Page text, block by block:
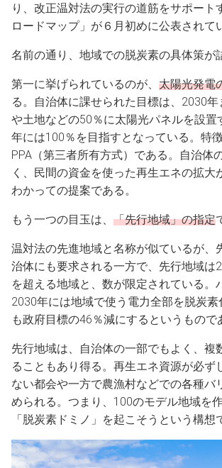
り、改正温対法の実行の道筋をサポート
ロードマップ」が６月初めに公表されて
名前の通り、地域での脱炭素の具体策が
第一に挙げられているのが、 太陽光発電
る。自治体に課せられた目標は、2030
や土地などの50％に太陽光パネルを設置
年には100％を目指すとなっている。特
PPA（第三者所有方式）である。自治体
く、民間の資金を使った再生エネの拡大
わかっての提案である。
もう一つの目玉は、 「先行地域」の指定
温対法の先進地域と名称が似ているが、
治体にも要求される一方で、先行地域は
を超える地域と、数が限定されている。
2030年には地域で使う電力全部を脱炭素
も政府目標の46％減にするというもので
先行地域は、自治体の一部でもよく、複
ることもあり得る。再生エネ資源が必ず
ない都会や一方で農漁村などでの各種バ
められる。つまり、100のモデル地域を
「脱炭素ドミノ」を起こそうという構想